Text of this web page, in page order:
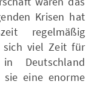
Krisen hat
regelmäßig
sich viel Zeit für
Deutschland
sie eine enorme